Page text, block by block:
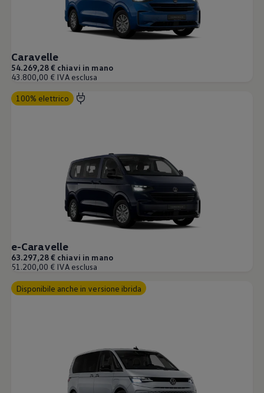
Caravelle
54.269,28 € chiavi in mano
43.800,00 € IVA esclusa
100% elettrico
e-Caravelle
63.297,28 € chiavi in mano
51.200,00 € IVA esclusa
Disponibile anche in versione ibrida